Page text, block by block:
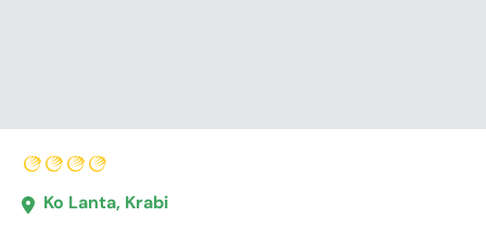
Ko Lanta, Krabi